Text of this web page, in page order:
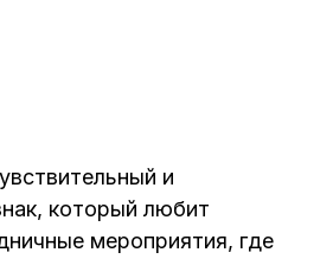
и
который любит
мероприятия, где